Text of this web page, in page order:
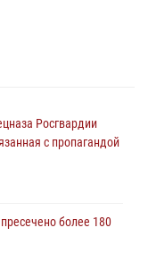
Росгвардии
с пропагандой
более 180